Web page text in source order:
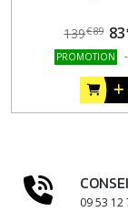
139€89 83
PROMOTION -
09 53 12